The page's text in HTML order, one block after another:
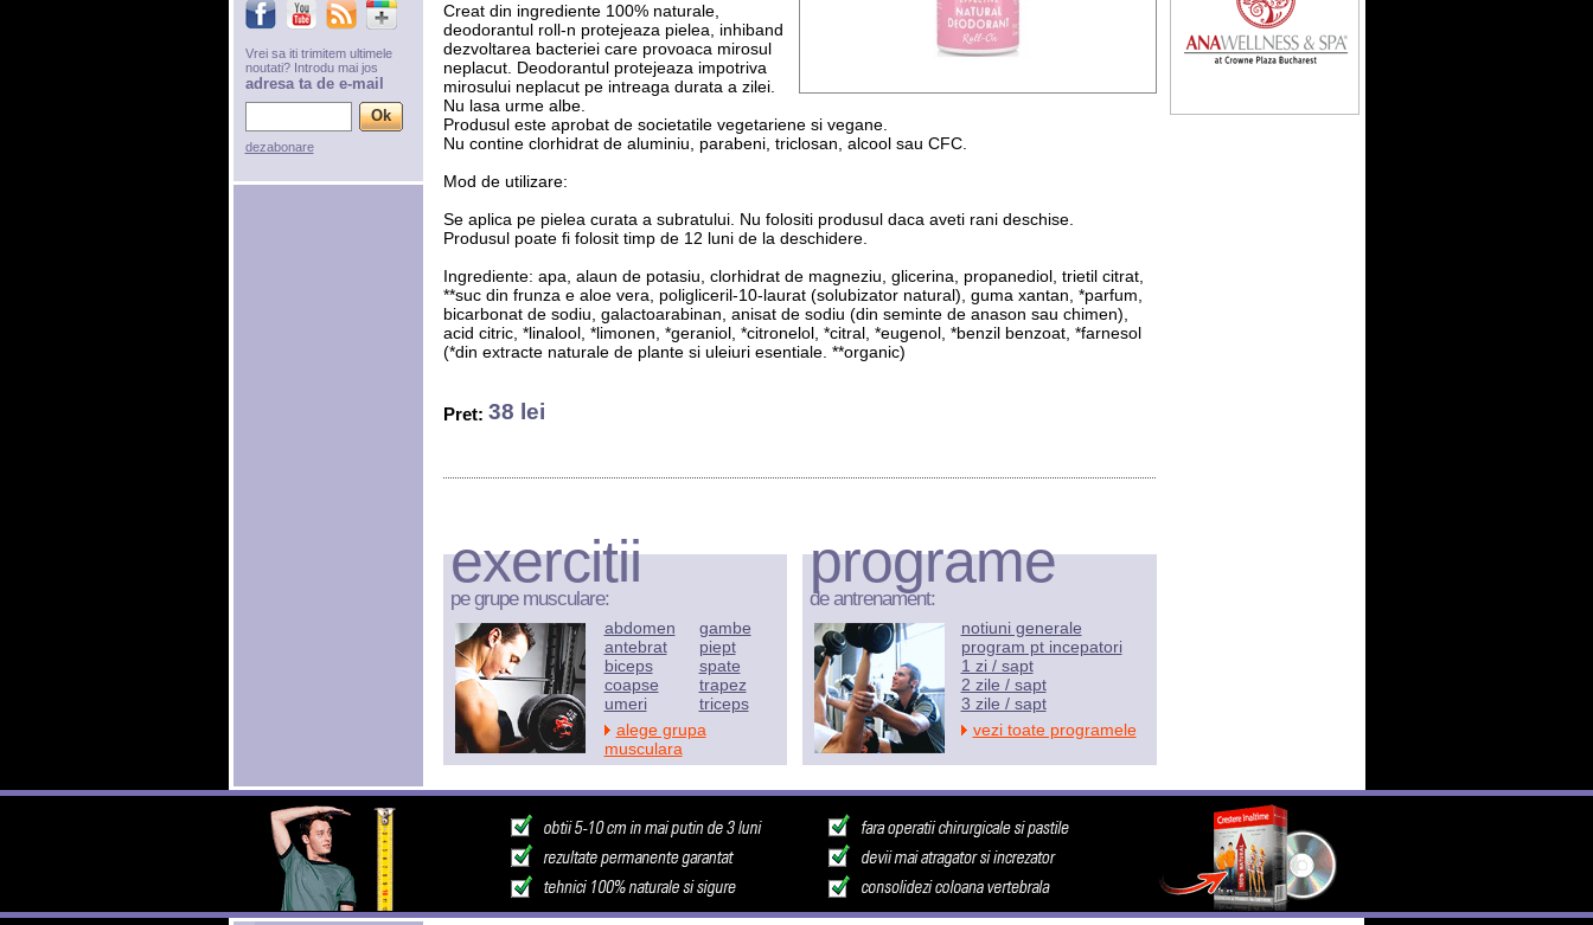
Creat din ingrediente 100% naturale,
deodorantul roll-n protejeaza pielea, inhiband
dezvoltarea bacteriei care provoaca mirosul
neplacut. Deodorantul protejeaza impotriva
mirosului neplacut pe intreaga durata a zilei.
Nu lasa urme albe.
Produsul este aprobat de societatile vegetariene si vegane.
Nu contine clorhidrat de aluminiu, parabeni, triclosan, alcool sau CFC.
Mod de utilizare:
Se aplica pe pielea curata a subratului. Nu folositi produsul daca aveti rani deschise.
Produsul poate fi folosit timp de 12 luni de la deschidere.
Ingrediente: apa, alaun de potasiu, clorhidrat de magneziu, glicerina, propanediol, trietil citrat,
**suc din frunza e aloe vera, poligliceril-10-laurat (solubizator natural), guma xantan, *parfum,
bicarbonat de sodiu, galactoarabinan, anisat de sodiu (din seminte de anason sau chimen),
acid citric, *linalool, *limonen, *geraniol, *citronelol, *citral, *eugenol, *benzil benzoat, *farnesol
(*din extracte naturale de plante si uleiuri esentiale. **organic)
Pret: 38 lei
exercitii
pe grupe musculare:
abdomen
antebrat
biceps
coapse
umeri
gambe
piept
spate
trapez
triceps
alege grupa
musculara
programe
de antrenament:
notiuni generale
program pt incepatori
1 zi / sapt
2 zile / sapt
3 zile / sapt
vezi toate programele
Vrei sa iti trimitem ultimele
noutati? Introdu mai jos
adresa ta de e-mail
dezabonare